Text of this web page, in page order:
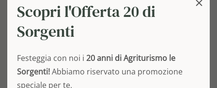
Scopri l'Offerta 20 di
Sorgenti
Festeggia con noi i 20 anni di Agriturismo le
Sorgenti!Abbiamo riservato una promozione
speciale per te.